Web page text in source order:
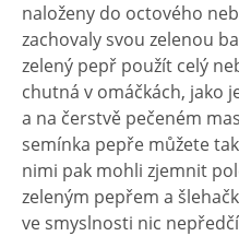
naloženy do octového
zachovaly svou zelenou
zelený pepř použít celý
chutná v omáčkách, jako
a na čerstvě pečeném
semínka pepře můžete
nimi pak mohli zjemnit
zeleným pepřem a
ve smyslnosti nic